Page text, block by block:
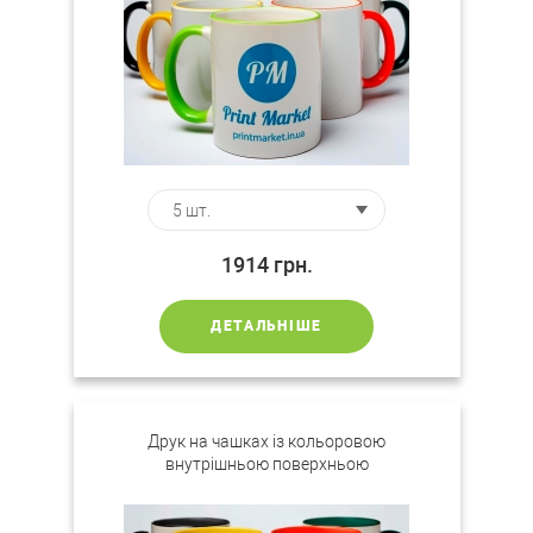
1914 грн.
ДЕТАЛЬНІШЕ
Друк на чашках із кольоровою
внутрішньою поверхньою